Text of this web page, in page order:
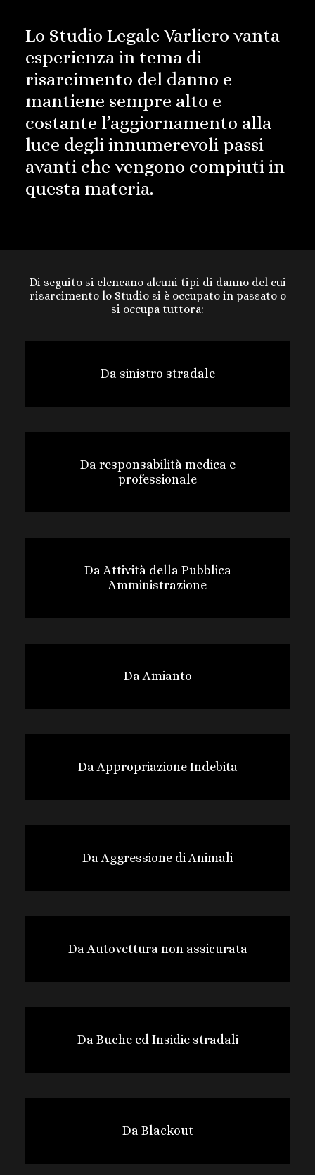
Lo Studio Legale Varliero vanta
esperienza in tema di
risarcimento del danno e
mantiene sempre alto e
costante l’aggiornamento alla
luce degli innumerevoli passi
avanti che vengono compiuti in
questa materia.
Di seguito si elencano alcuni tipi di danno del cui
risarcimento lo Studio si è occupato in passato o
si occupa tuttora:
Da sinistro stradale
Da responsabilità medica e
professionale
Da Attività della Pubblica
Amministrazione
Da Amianto
Da Appropriazione Indebita
Da Aggressione di Animali
Da Autovettura non assicurata
Da Buche ed Insidie stradali
Da Blackout